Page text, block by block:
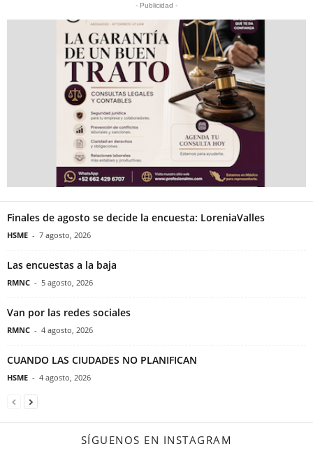
- Publicidad -
Finales de agosto se decide la encuesta: LoreniaValles
HSME - 7 agosto, 2026
Las encuestas a la baja
RMNC - 5 agosto, 2026
Van por las redes sociales
RMNC - 4 agosto, 2026
CUANDO LAS CIUDADES NO PLANIFICAN
HSME - 4 agosto, 2026
SÍGUENOS EN INSTAGRAM